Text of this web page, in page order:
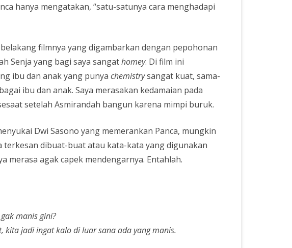
hanya mengatakan, “satu-satunya cara menghadapi
filmnya yang digambarkan dengan pepohonan
Senja yang bagi saya sangathomey. Di film ini
ibu dan anak yang punyachemistrysangat kuat, sama-
ibu dan anak. Saya merasakan kedamaian pada
setelah Asmirandah bangun karena mimpi buruk.
Dwi Sasono yang memerankan Panca, mungkin
dibuat-buat atau kata-kata yang digunakan
merasa agak capek mendengarnya. Entahlah.
manis gini?
kita jadi ingat kalo di luar sana ada yang manis.